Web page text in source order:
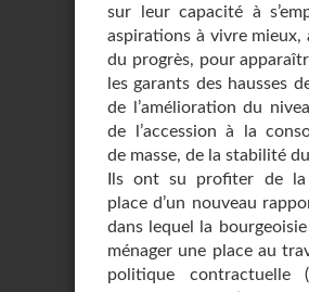
sur leur capacité à
aspirations à vivre mieux,
du progrès, pour
les garants des hausses
de l’amélioration du
de l’accession à la
de masse, de la stabilité
Ils ont su profiter de la
place d’un nouveau
dans lequel la
ménager une place au
politique contractuelle